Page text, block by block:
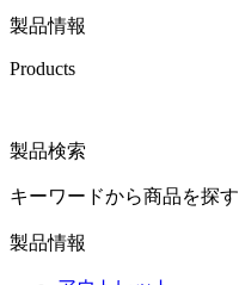
製品情報
Products
製品検索
キーワードから商品を探す
製品情報